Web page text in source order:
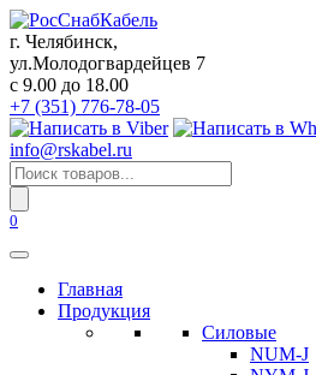
Перейти
к
содержанию
г. Челябинск,
ул.Молодогвардейцев 7
c 9.00 до 18.00
+7 (351) 776-78-05
info@rskabel.ru
Поиск
товаров
0
Главная
Продукция
Силовые
NUM-J